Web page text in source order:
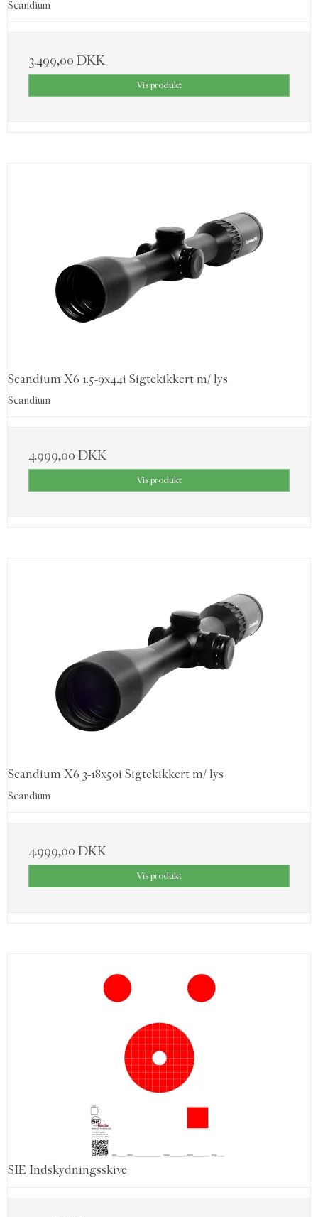
Scandium
3.499,00 DKK
Vis produkt
Scandium X6 1.5-9x44i Sigtekikkert m/ lys
Scandium
4.999,00 DKK
Vis produkt
Scandium X6 3-18x50i Sigtekikkert m/ lys
Scandium
4.999,00 DKK
Vis produkt
SIE Indskydningsskive